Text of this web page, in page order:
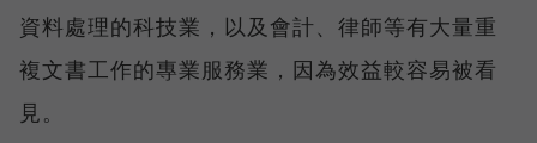
資料處理的科技業，以及會計、律師等有大量重
複文書工作的專業服務業，因為效益較容易被看
見。